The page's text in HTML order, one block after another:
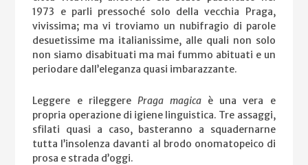
1973 e parli pressoché solo della vecchia Praga,
vivissima; ma vi troviamo un nubifragio di parole
desuetissime ma italianissime, alle quali non solo
non siamo disabituati ma mai fummo abituati e un
periodare dall’eleganza quasi imbarazzante.
Leggere e rileggere Praga magica è una vera e
propria operazione di igiene linguistica. Tre assaggi,
sfilati quasi a caso, basteranno a squadernarne
tutta l’insolenza davanti al brodo onomatopeico di
prosa e strada d’oggi.